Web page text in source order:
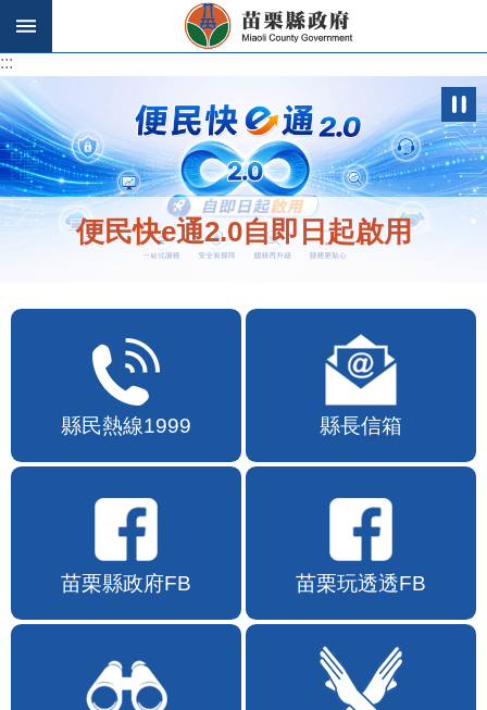
跳到主要內容區塊
:::
:::
便民快e通2.0自即日起啟用
縣民熱線1999 縣長信箱
苗栗縣政府FB 苗栗玩透透FB